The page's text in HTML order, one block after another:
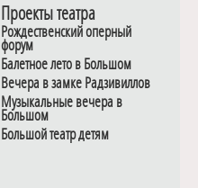
Проекты театра
Рождественский оперный
форум
Балетное лето в Большом
Вечера в замке Радзивиллов
Музыкальные вечера в
Большом
Большой театр детям